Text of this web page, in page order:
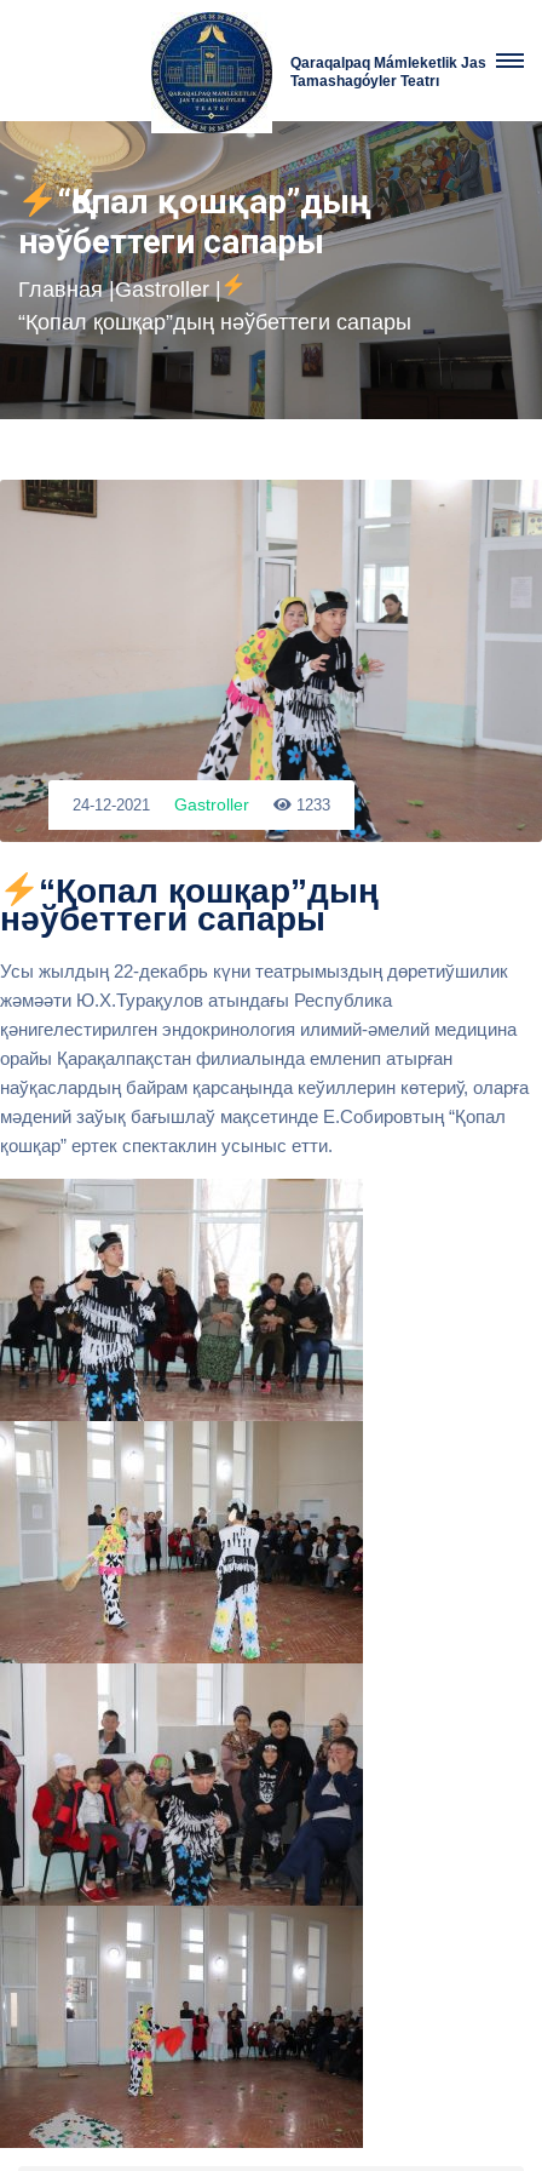
Qaraqalpaq Mámleketlik Jas
Tamashagóyler Teatrı
“Қопал қошқар”дың
нәўбеттеги сапары
Главная |Gastroller
“Қопал қошқар”дың нәўбеттеги сапары
24-12-2021 Gastroller 1233
“Қопал қошқар”дың
нәўбеттеги сапары
Усы жылдың 22-декабрь күни театрымыздың дөретиўшилик
жәмәәти Ю.Х.Турақулов атындағы Республика
қәнигелестирилген эндокринология илимий-әмелий медицина
орайы Қарақалпақстан филиалында емленип атырған
наўқаслардың байрам қарсаңында кеўиллерин көтериў, оларға
мәдений заўық бағышлаў мақсетинде Е.Собировтың “Қопал
қошқар” ертек спектаклин усыныс етти.